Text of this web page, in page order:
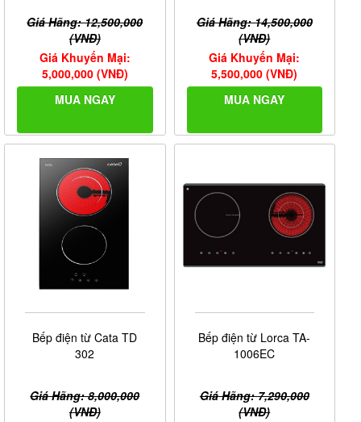
Giá Hãng: 12,500,000
(VNĐ)
Giá Khuyến Mại:
5,000,000 (VNĐ)
MUA NGAY
Giá Hãng: 14,500,000
(VNĐ)
Giá Khuyến Mại:
5,500,000 (VNĐ)
MUA NGAY
Bếp điện từ Cata TD
302
Giá Hãng: 8,000,000
(VNĐ)
Bếp điện từ Lorca TA-
1006EC
Giá Hãng: 7,290,000
(VNĐ)